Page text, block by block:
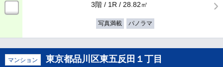
3階 / 1R / 28.82㎡
写真満載 パノラマ
マンション 東京都品川区東五反田１丁目
ウォークインクローゼット